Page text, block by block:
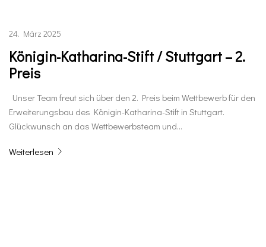
24. März 2025
Königin-Katharina-Stift / Stuttgart – 2.
Preis
Unser Team freut sich über den 2. Preis beim Wettbewerb für den
Erweiterungsbau des Königin-Katharina-Stift in Stuttgart.
Glückwunsch an das Wettbewerbsteam und…
Weiterlesen